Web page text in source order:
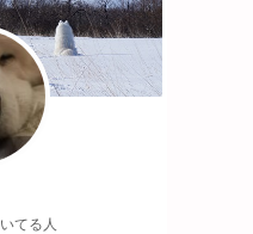
てる人